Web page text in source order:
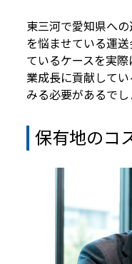
東三河で愛知県へ
を悩ませている運
ているケースを実際
業成長に貢献して
みる必要があるでし
保有地のコ